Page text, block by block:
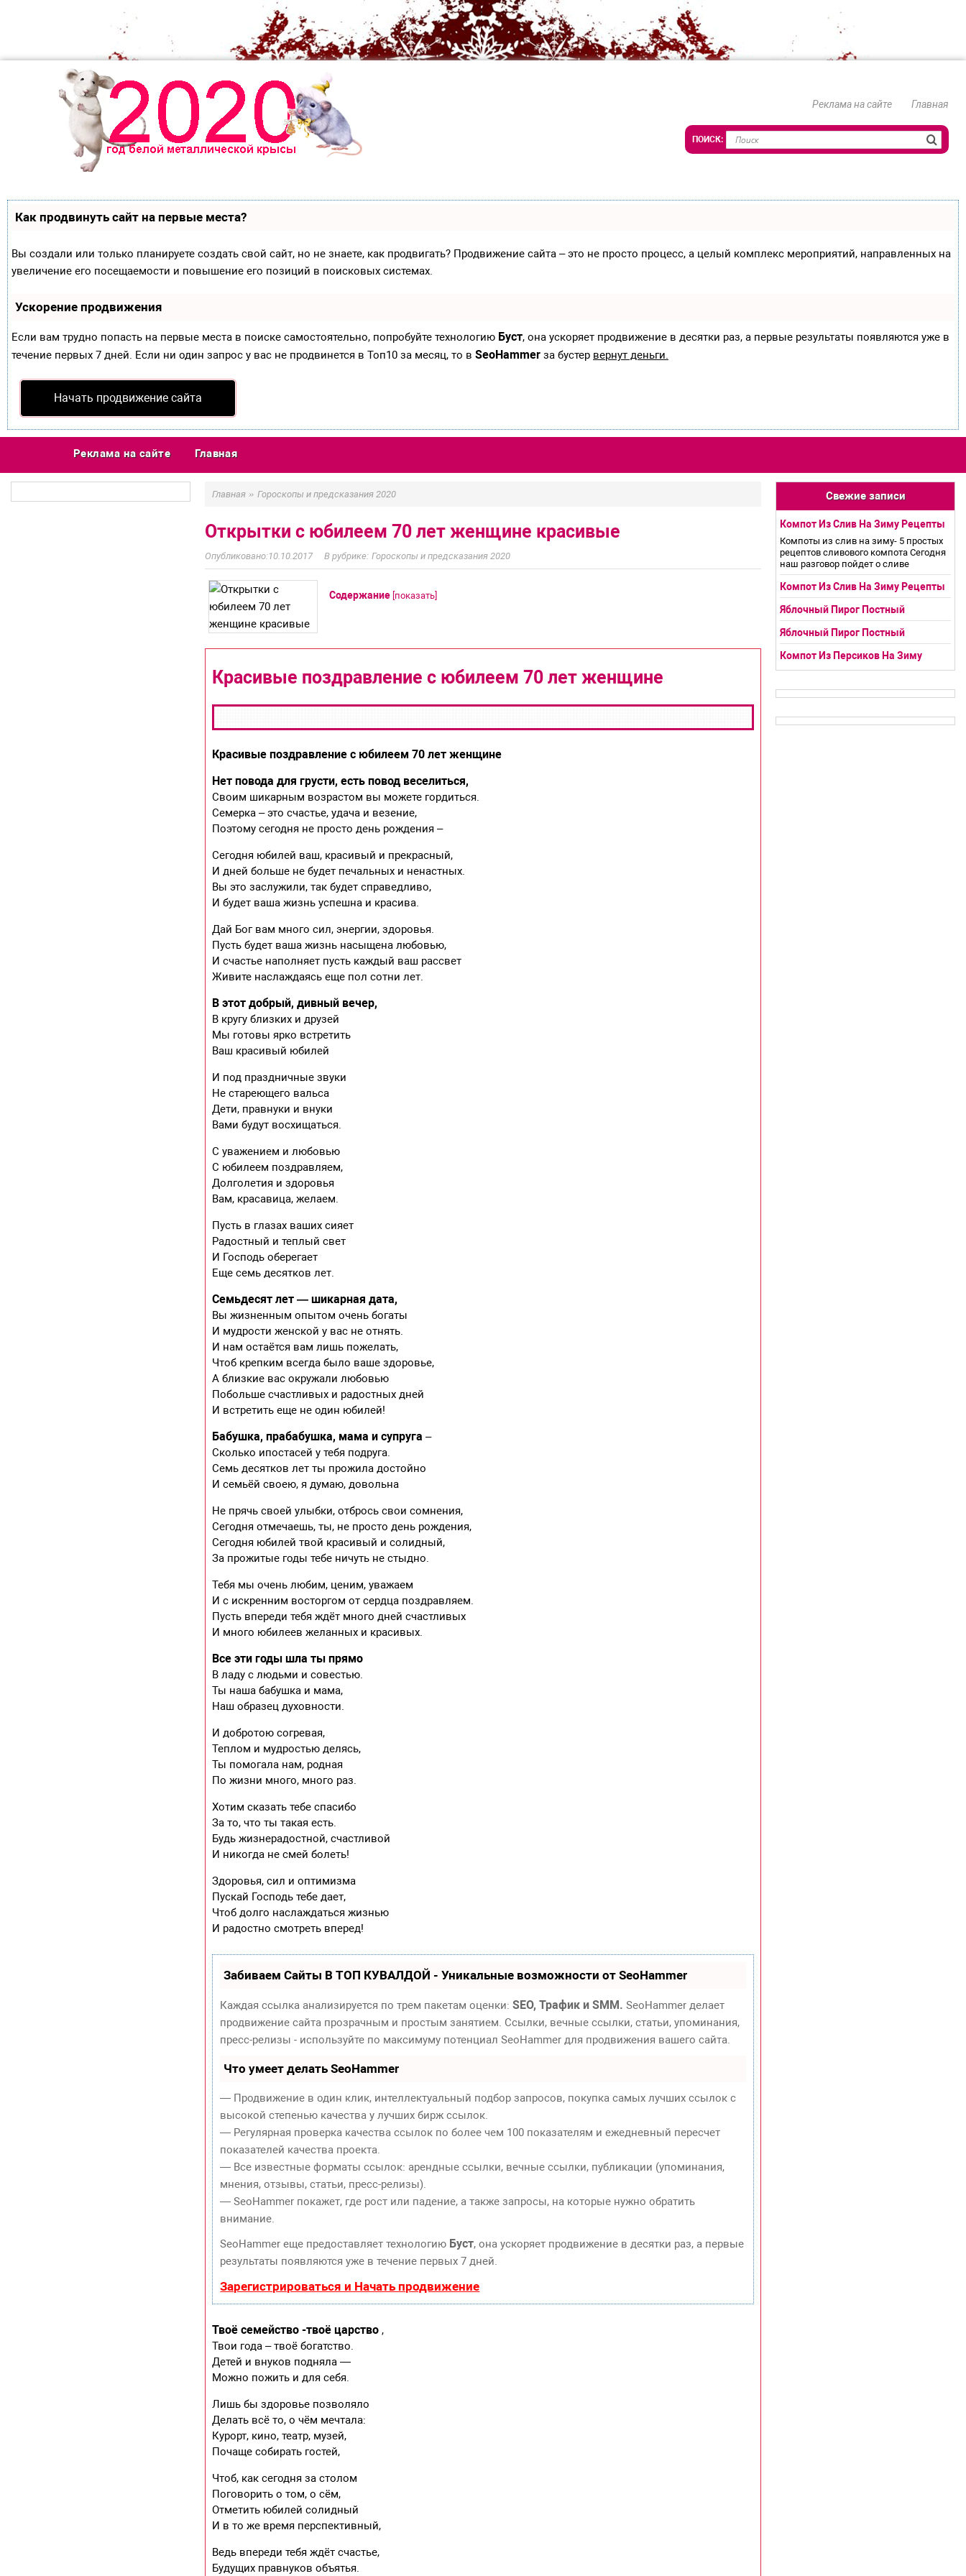
Реклама на сайте Главная
Как продвинуть сайт на первые места?
Вы создали или только планируете создать свой сайт, но не знаете, как продвигать? Продвижение сайта – это не просто процесс, а целый комплекс мероприятий, направленных на
увеличение его посещаемости и повышение его позиций в поисковых системах.
Ускорение продвижения
Если вам трудно попасть на первые места в поиске самостоятельно, попробуйте технологию Буст, она ускоряет продвижение в десятки раз, а первые результаты появляются уже в
течение первых 7 дней. Если ни один запрос у вас не продвинется в Топ10 за месяц, то в SeoHammer за бустер вернут деньги.
Начать продвижение сайта
Реклама на сайте Главная
Главная » Гороскопы и предсказания 2020
Открытки с юбилеем 70 лет женщине красивые
10.10.2017 Гороскопы и предсказания 2020
Содержание [показать]
Красивые поздравление с юбилеем 70 лет женщине
Красивые поздравление с юбилеем 70 лет женщине
Нет повода для грусти, есть повод веселиться,
Своим шикарным возрастом вы можете гордиться.
Семерка – это счастье, удача и везение,
Поэтому сегодня не просто день рождения –
Сегодня юбилей ваш, красивый и прекрасный,
И дней больше не будет печальных и ненастных.
Вы это заслужили, так будет справедливо,
И будет ваша жизнь успешна и красива.
Дай Бог вам много сил, энергии, здоровья.
Пусть будет ваша жизнь насыщена любовью,
И счастье наполняет пусть каждый ваш рассвет
Живите наслаждаясь еще пол сотни лет.
В этот добрый, дивный вечер,
В кругу близких и друзей
Мы готовы ярко встретить
Ваш красивый юбилей
И под праздничные звуки
Не стареющего вальса
Дети, правнуки и внуки
Вами будут восхищаться.
С уважением и любовью
С юбилеем поздравляем,
Долголетия и здоровья
Вам, красавица, желаем.
Пусть в глазах ваших сияет
Радостный и теплый свет
И Господь оберегает
Еще семь десятков лет.
Семьдесят лет — шикарная дата,
Вы жизненным опытом очень богаты
И мудрости женской у вас не отнять.
И нам остаётся вам лишь пожелать,
Чтоб крепким всегда было ваше здоровье,
А близкие вас окружали любовью
Побольше счастливых и радостных дней
И встретить еще не один юбилей!
Бабушка, прабабушка, мама и супруга –
Сколько ипостасей у тебя подруга.
Семь десятков лет ты прожила достойно
И семьёй своею, я думаю, довольна
Не прячь своей улыбки, отбрось свои сомнения,
Сегодня отмечаешь, ты, не просто день рождения,
Сегодня юбилей твой красивый и солидный,
За прожитые годы тебе ничуть не стыдно.
Тебя мы очень любим, ценим, уважаем
И с искренним восторгом от сердца поздравляем.
Пусть впереди тебя ждёт много дней счастливых
И много юбилеев желанных и красивых.
Все эти годы шла ты прямо
В ладу с людьми и совестью.
Ты наша бабушка и мама,
Наш образец духовности.
И добротою согревая,
Теплом и мудростью делясь,
Ты помогала нам, родная
По жизни много, много раз.
Хотим сказать тебе спасибо
За то, что ты такая есть.
Будь жизнерадостной, счастливой
И никогда не смей болеть!
Здоровья, сил и оптимизма
Пускай Господь тебе дает,
Чтоб долго наслаждаться жизнью
И радостно смотреть вперед!
Забиваем Сайты В ТОП КУВАЛДОЙ - Уникальные возможности от SeoHammer
Каждая ссылка анализируется по трем пакетам оценки:SEO, Трафик и SMM. SeoHammer делает
продвижение сайта прозрачным и простым занятием. Ссылки, вечные ссылки, статьи, упоминания,
пресс-релизы - используйте по максимуму потенциал SeoHammer для продвижения вашего сайта.
Что умеет делать SeoHammer
— Продвижение в один клик, интеллектуальный подбор запросов, покупка самых лучших ссылок с
высокой степенью качества у лучших бирж ссылок.
— Регулярная проверка качества ссылок по более чем 100 показателям и ежедневный пересчет
показателей качества проекта.
— Все известные форматы ссылок: арендные ссылки, вечные ссылки, публикации (упоминания,
мнения, отзывы, статьи, пресс-релизы).
— SeoHammer покажет, где рост или падение, а также запросы, на которые нужно обратить
внимание.
SeoHammer еще предоставляет технологию Буст, она ускоряет продвижение в десятки раз, а первые
результаты появляются уже в течение первых 7 дней.
Зарегистрироваться и Начать продвижение
Твоё семейство -твоё царство ,
Твои года – твоё богатство.
Детей и внуков подняла —
Можно пожить и для себя.
Лишь бы здоровье позволяло
Делать всё то, о чём мечтала:
Курорт, кино, театр, музей,
Почаще собирать гостей,
Чтоб, как сегодня за столом
Поговорить о том, о сём,
Отметить юбилей солидный
И в то же время перспективный,
Ведь впереди тебя ждёт счастье,
Будущих правнуков объятья.
Свежие записи
Компот Из Слив На Зиму Рецепты
Компоты из слив на зиму- 5 простых
рецептов сливового компота Сегодня
наш разговор пойдет о сливе
Компот Из Слив На Зиму Рецепты
Яблочный Пирог Постный
Яблочный Пирог Постный
Компот Из Персиков На Зиму